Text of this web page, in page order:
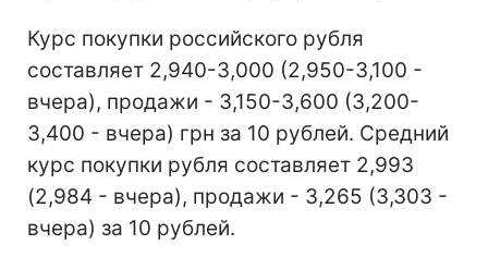
Курс покупки российского рубля
составляет 2,940-3,000 (2,950-3,100 -
вчера), продажи - 3,150-3,600 (3,200-
3,400 - вчера) грн за 10 рублей. Средний
курс покупки рубля составляет 2,993
(2,984 - вчера), продажи - 3,265 (3,303 -
вчера) за 10 рублей.